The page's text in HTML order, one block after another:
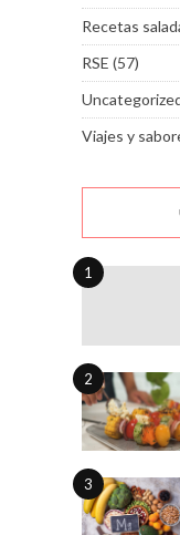
Recetas
RSE (57)
Viajes y
1
2
3